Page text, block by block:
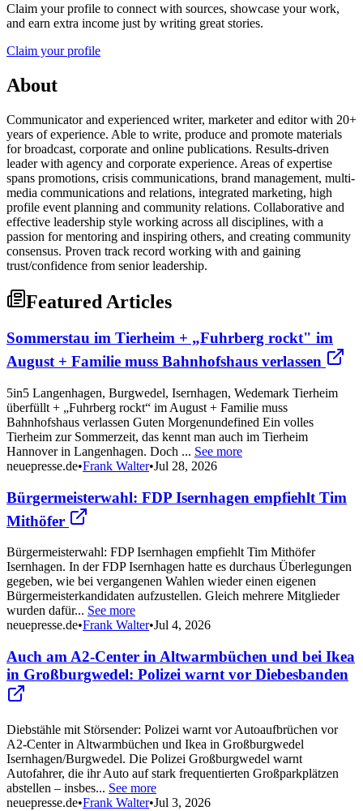
Claim your profile to connect with sources, showcase your work,
and earn extra income just by writing great stories.
Claim your profile
About
Communicator and experienced writer, marketer and editor with 20+
years of experience. Able to write, produce and promote materials
for broadcast, corporate and online publications. Results-driven
leader with agency and corporate experience. Areas of expertise
spans promotions, crisis communications, brand management, multi-
media communications and relations, integrated marketing, high
profile event planning and community relations. Collaborative and
effective leadership style working across all disciplines, with a
passion for mentoring and inspiring others, and creating community
consensus. Proven track record working with and gaining
trust/confidence from senior leadership.
Featured Articles
Sommerstau im Tierheim + „Fuhrberg rockt" im
August + Familie muss Bahnhofshaus verlassen
5in5 Langenhagen, Burgwedel, Isernhagen, Wedemark Tierheim
überfüllt + „Fuhrberg rockt“ im August + Familie muss
Bahnhofshaus verlassen Guten Morgenundefined Ein volles
Tierheim zur Sommerzeit, das kennt man auch im Tierheim
Hannover in Langenhagen. Doch ... See more
neuepresse.de•Frank Walter•Jul 28, 2026
Bürgermeisterwahl: FDP Isernhagen empfiehlt Tim
Mithöfer
Bürgermeisterwahl: FDP Isernhagen empfiehlt Tim Mithöfer
Isernhagen. In der FDP Isernhagen hatte es durchaus Überlegungen
gegeben, wie bei vergangenen Wahlen wieder einen eigenen
Bürgermeisterkandidaten aufzustellen. Gleich mehrere Mitglieder
wurden dafür... See more
neuepresse.de•Frank Walter•Jul 4, 2026
Auch am A2-Center in Altwarmbüchen und bei Ikea
in Großburgwedel: Polizei warnt vor Diebesbanden
Diebstähle mit Störsender: Polizei warnt vor Autoaufbrüchen vor
A2-Center in Altwarmbüchen und Ikea in Großburgwedel
Isernhagen/Burgwedel. Die Polizei Großburgwedel warnt
Autofahrer, die ihr Auto auf stark frequentierten Großparkplätzen
abstellen – insbes... See more
neuepresse.de•Frank Walter•Jul 3, 2026